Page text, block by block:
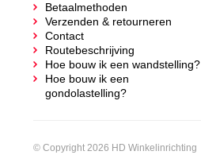
Betaalmethoden
Verzenden & retourneren
Contact
Routebeschrijving
Hoe bouw ik een wandstelling?
Hoe bouw ik een
gondolastelling?
© Copyright 2026 HD Winkelinrichting